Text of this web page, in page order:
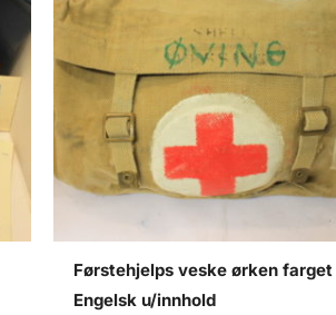
Førstehjelps veske ørken farget
Engelsk u/innhold